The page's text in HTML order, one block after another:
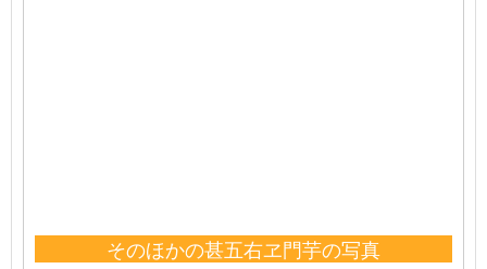
そのほかの甚五右ヱ門芋の写真